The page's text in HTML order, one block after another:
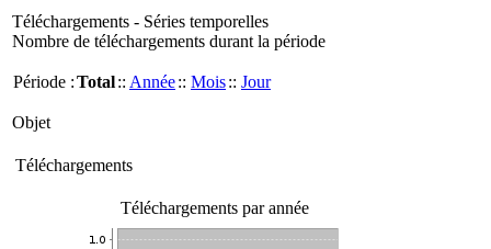
Téléchargements - Séries temporelles
Nombre de téléchargements durant la période
Période :Total:: Année:: Mois:: Jour
Objet
Téléchargements
Téléchargements par année